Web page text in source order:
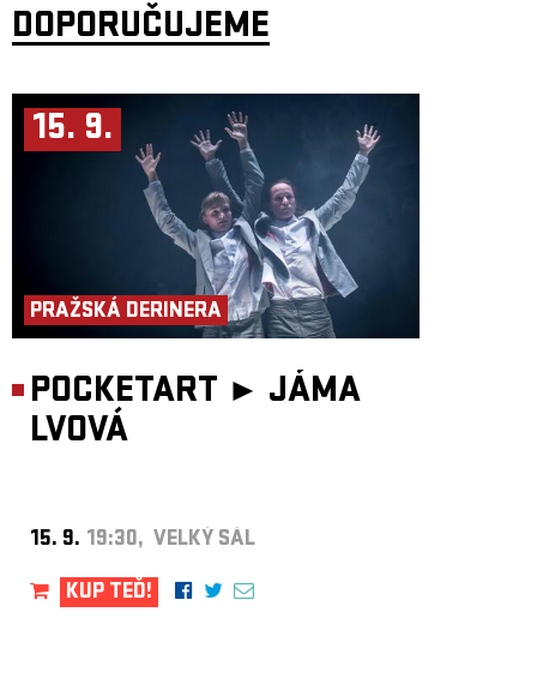
DOPORUČUJEME
15. 9.
PRAŽSKÁ DERINERA
POCKETART ► JÁMA
LVOVÁ
15. 9. 19:30, VELKÝ SÁL
KUP TEĎ!